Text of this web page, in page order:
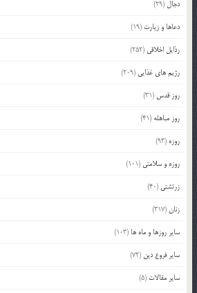
دجال (29)
دعاها و زیارت (19)
رذایل اخلاقی (252)
رژیم های غذایی (209)
روز قدس (31)
روز مباهله (41)
روزه (93)
روزه و سلامتی (101)
زرتشتی (40)
زنان(317)
سایر روزها و ماه ها (103)
سایر فروع دین (72)
سایر مقالات (5)